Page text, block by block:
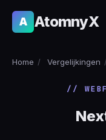
A AtomnyX
Home / Vergelijkingen /
//